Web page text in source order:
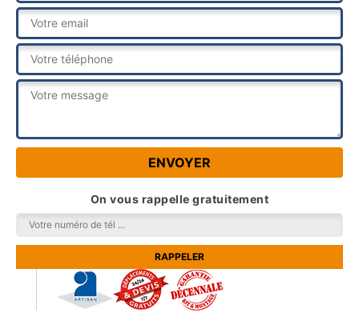
On vous rappelle gratuitement